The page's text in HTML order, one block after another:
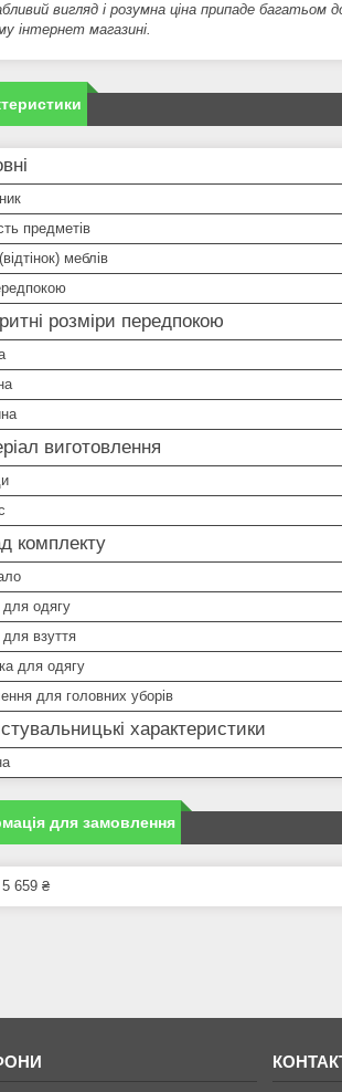
вигляд і розумна ціна припаде
інтернет магазині.
предметів
меблів
розміри передпокою
виготовлення
комплекту
одягу
взуття
для одягу
для головних уборів
характеристики
для замовлення
5 659 ₴